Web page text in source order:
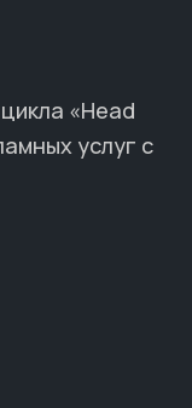
«Head
услуг с